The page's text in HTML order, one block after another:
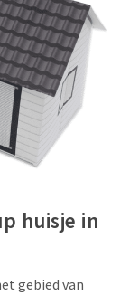
huisje in
gebied van